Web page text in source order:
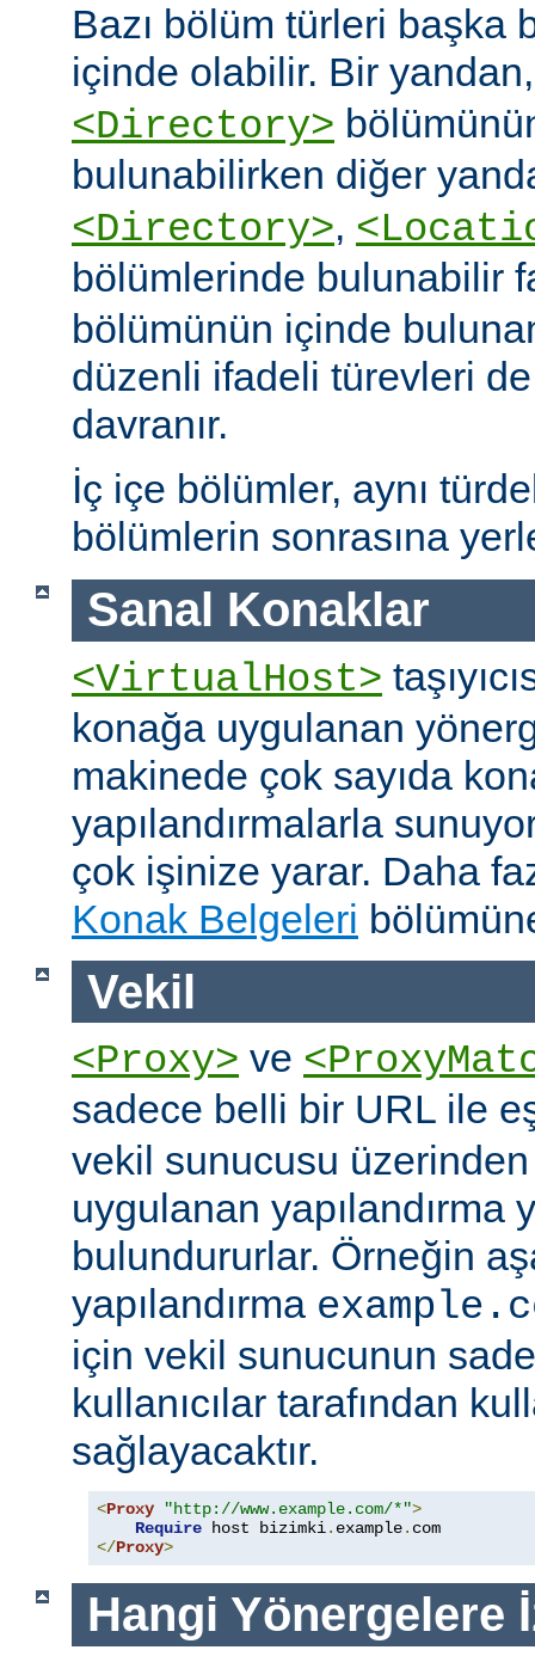
Bazı bölüm türleri başka
içinde olabilir. Bir
<Directory>
bulunabilirken diğer
<Directory>,
bölümlerinde bulunabilir
bölümünün içinde
düzenli ifadeli türevleri
davranır.
İç içe bölümler, aynı
bölümlerin sonrasına
Sanal Konaklar
<VirtualHost>
konağa uygulanan
makinede çok sayıda
yapılandırmalarla
çok işinize yarar. Daha
Konak Belgeleri
Vekil
<Proxy> ve
sadece belli bir URL ile
vekil sunucusu
uygulanan yapılandırma
bulundururlar. Örneğin
yapılandırma
için vekil sunucunun
kullanıcılar tarafından
sağlayacaktır.
<Proxy "http://www.example.com/*">
Require host bizimki. example.
</Proxy>
Hangi Yönergelere